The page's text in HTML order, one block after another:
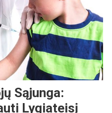
Sąjunga:
Lygiateisį